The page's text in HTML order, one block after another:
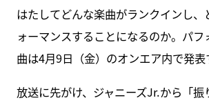
はたしてどんな楽曲がランクインし、
ォーマンスすることになるのか。パ
曲は4月9日（金）のオンエア内で発表
放送に先がけ、ジャニーズJr.から「振